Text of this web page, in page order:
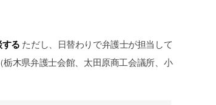
おります。
労災でお困りの方にはぜひ
る ただし、日替わりで弁護士が担当して
木県弁護士会館、太田原商工会議所、小